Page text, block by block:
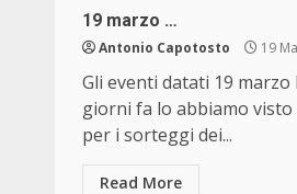
19 marzo …
Antonio Capotosto 19
Gli eventi datati 19 marzo
giorni fa lo abbiamo visto
per i sorteggi dei...
Read More